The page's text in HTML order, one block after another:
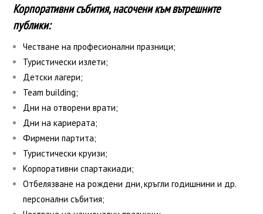
Корпоративни събития, насочени към вътрешните
публики:
Честване на професионални празници;
Туристически излети;
Детски лагери;
Team building;
Дни на отворени врати;
Дни на кариерата;
Фирмени партита;
Туристически круизи;
Корпоративни спартакиади;
Отбелязване на рождени дни, кръгли годишнини и др.
персонални събития;